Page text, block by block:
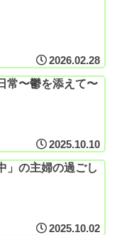
2026.02.28
常〜鬱を添えて〜
2025.10.10
」の主婦の過ごし
2025.10.02